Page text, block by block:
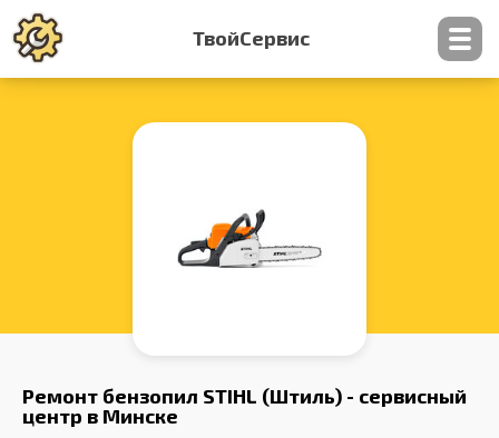
ТвойСервис
Контакты
Ремонт бензопил STIHL (Штиль) - сервисный
центр в Минске